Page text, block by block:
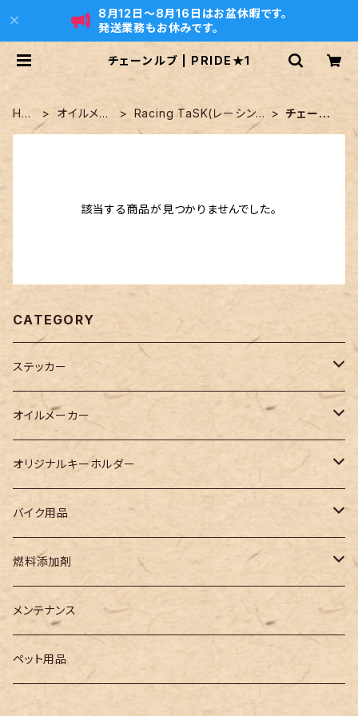
8月12日〜8月16日はお盆休暇です。
発送業務もお休みです。
チェーンルブ | PRIDE★1
HO
オイルメー
Racing TaSK(レーシング
タスク)
チェーン
該当する商品が見つかりませんでした。
CATEGORY
ステッカー
カッティングステッカー
プリントステッカー
オイルメーカー
WAKO‘S
Racing TaSK(レーシングタスク)
チェーンルブ
ガソリン燃料添加剤
その他メーカー
オリジナルキーホルダー
児島ジーンズキーホルダー
3Dキーホルダー
バイク用品
電装系
ヘッドライトバルブ
燃料添加剤
レーシングタスク
メンテナンス
ペット用品